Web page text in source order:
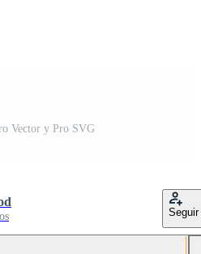
Vector y Pro SVG
Seguir